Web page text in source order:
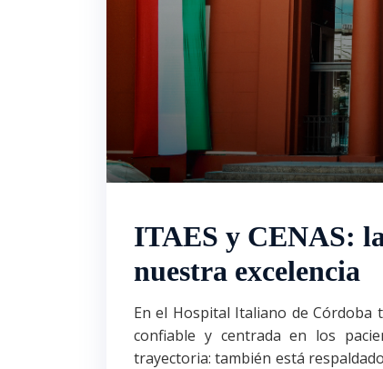
ITAES y CENAS:
nuestra excelencia
En el Hospital Italiano de Córdoba
confiable y centrada en los
trayectoria: también está